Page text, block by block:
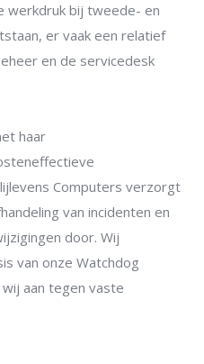
werkdruk bij tweede- en
er vaak een relatief
en de servicedesk
haar
Computers verzorgt
van incidenten en
door. Wij
van onze Watchdog
aan tegen vaste